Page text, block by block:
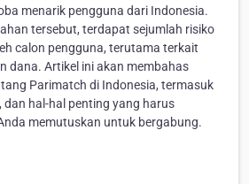
menarik pengguna dari Indonesia.
tersebut, terdapat sejumlah risiko
calon pengguna, terutama terkait
dana. Artikel ini akan membahas
Parimatch di Indonesia, termasuk
dan hal-hal penting yang harus
memutuskan untuk bergabung.